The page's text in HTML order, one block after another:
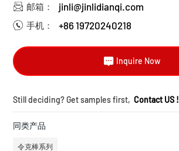
邮箱： jinli@jinlidianqi.com
手机： +86 19720240218
Inquire Now
Still deciding? Get samples first,Contact US !
同类产品
令克棒系列